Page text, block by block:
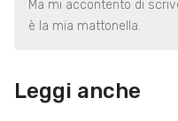
Ma mi accontento di
è la mia mattonella.
Leggi anche